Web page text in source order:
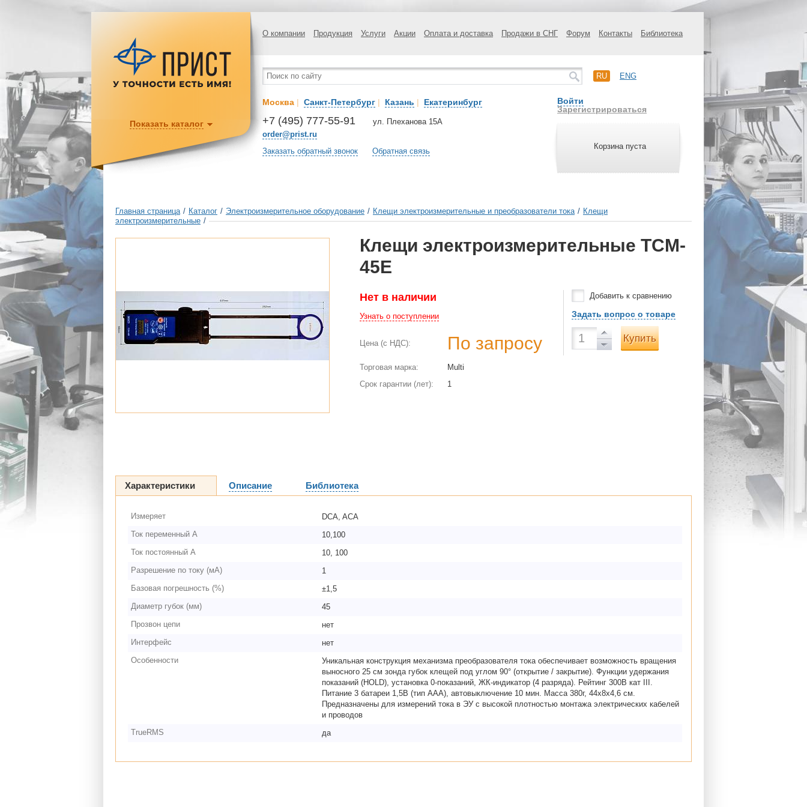
О компании Продукция Услуги Акции Оплата и доставка Продажи в СНГ Форум Контакты Библиотека
RU ENG
Москва | Санкт-Петербург | Казань | Екатеринбург
+7 (495) 777-55-91
order@prist.ru
ул. Плеханова 15А
Заказать обратный звонок Обратная связь
Войти
Зарегистрироваться
Корзина пуста
Показать каталог
Главная страница / Каталог / Электроизмерительное оборудование / Клещи электроизмерительные и преобразователи тока / Клещи
электроизмерительные /
Клещи электроизмерительные TCM-
45E
Нет в наличии
Узнать о поступлении
Цена (с НДС): По запросу
Торговая марка:
Multi
Срок гарантии (лет):
1
Добавить к сравнению
Задать вопрос о товаре
Купить
Характеристики Описание Библиотека
Измеряет
DCA, ACA
Ток переменный А
10,100
Ток постоянный А
10, 100
Разрешение по току (мА)
1
Базовая погрешность (%)
±1,5
Диаметр губок (мм)
45
Прозвон цепи
нет
Интерфейс
нет
Особенности
Уникальная конструкция механизма преобразователя тока обеспечивает возможность вращения
выносного 25 см зонда губок клещей под углом 90° (открытие / закрытие). Функции удержания
показаний (HOLD), установка 0-показаний, ЖК-индикатор (4 разряда). Рейтинг 300В кат III.
Питание 3 батареи 1,5В (тип ААА), автовыключение 10 мин. Масса 380г, 44х8x4,6 см.
Предназначены для измерений тока в ЭУ с высокой плотностью монтажа электрических кабелей
и проводов
TrueRMS
да